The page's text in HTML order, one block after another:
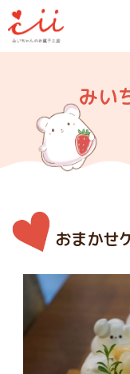
みい
おまかせ